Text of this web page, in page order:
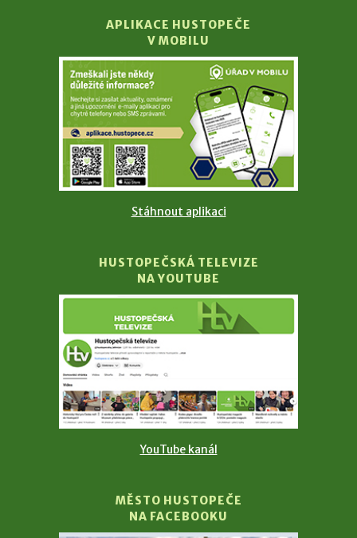
APLIKACE HUSTOPEČE
V MOBILU
Stáhnout aplikaci
HUSTOPEČSKÁ TELEVIZE
NA YOUTUBE
YouTube kanál
MĚSTO HUSTOPEČE
NA FACEBOOKU